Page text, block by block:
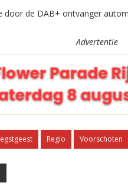
de DAB+ ontvanger
Advertentie
Regio Voorschoten